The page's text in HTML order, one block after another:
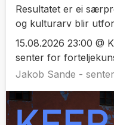
Resultatet er ei
og kulturarv blir
15.08.2026 23:00 @
senter for
Jakob Sande -